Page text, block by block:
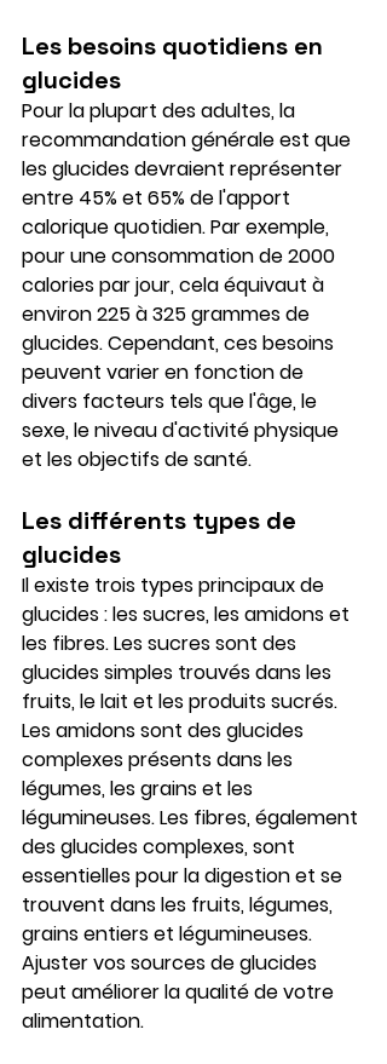
Les besoins quotidiens en
glucides
Pour la plupart des adultes, la
recommandation générale est que
les glucides devraient représenter
entre 45% et 65% de l'apport
calorique quotidien. Par exemple,
pour une consommation de 2000
calories par jour, cela équivaut à
environ 225 à 325 grammes de
glucides. Cependant, ces besoins
peuvent varier en fonction de
divers facteurs tels que l'âge, le
sexe, le niveau d'activité physique
et les objectifs de santé.
Les différents types de
glucides
Il existe trois types principaux de
glucides : les sucres, les amidons et
les fibres. Les sucres sont des
glucides simples trouvés dans les
fruits, le lait et les produits sucrés.
Les amidons sont des glucides
complexes présents dans les
légumes, les grains et les
légumineuses. Les fibres, également
des glucides complexes, sont
essentielles pour la digestion et se
trouvent dans les fruits, légumes,
grains entiers et légumineuses.
Ajuster vos sources de glucides
peut améliorer la qualité de votre
alimentation.